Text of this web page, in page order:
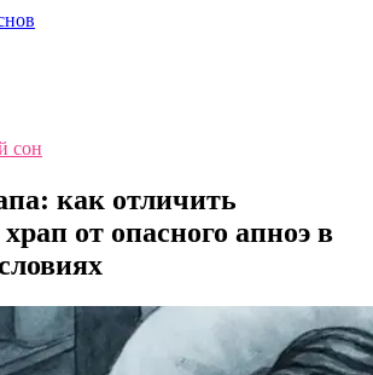
сон
как отличить
от опасного апноэ в